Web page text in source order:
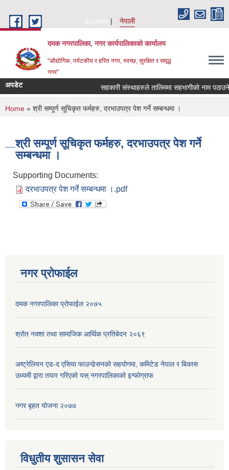
English
नेपाली
दमक नगरपालिका, नगर कार्यपालिकाको कार्यालय
"औद्योगिक, पर्यटकीय र हरित नगर, स्वच्छ, सुरक्षित र समृद्ध
नगर"
अपडेट सहकारी संस्थाहरुले तालिममा सहभागीको नाम पठाउने
You are here
Home » श्री सम्पूर्ण सूचिकृत फर्महरु, दरभाउपत्र पेश गर्ने सम्बन्धमा ।
श्री सम्पूर्ण सूचिकृत फर्महरु, दरभाउपत्र पेश गर्ने
सम्बन्धमा ।
Supporting Documents:
दरभाउपत्र पेश गर्ने सम्बन्धमा ।.pdf
नगर प्रोफाईल
दमक नगरपालिका प्रोफाईल २०७५
श्रोत नक्शा तथा सामाजिक आर्थिक प्रतिबेदन २०६९
अष्ट्रेलियन एड-द एसिया फाउन्डेसनको सहयोगमा, कमिटेड नेपाल र बिकास
उध्यमी द्वारा तयार गरिएको यस् नगरपालिकाको इन्फोग्राफ
नगर बृहत योजना २०७७
विधुतीय शुसासन सेवा